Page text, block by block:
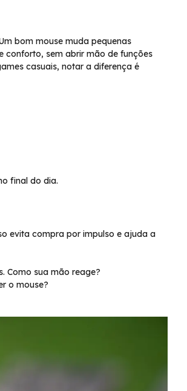
bom mouse muda pequenas
conforto, sem abrir mão de funções
casuais, notar a diferença é
final do dia.
evita compra por impulso e ajuda a
Como sua mão reage?
o mouse?